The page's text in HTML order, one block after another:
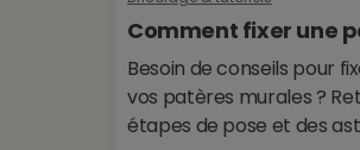
Comment fixer une
Besoin de conseils pour
vos patères murales ?
étapes de pose et des